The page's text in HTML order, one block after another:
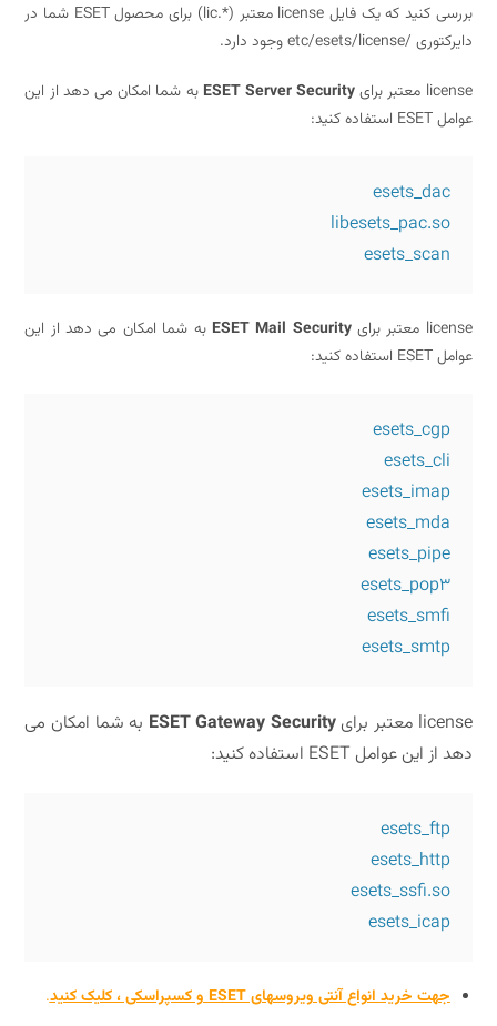
بررسی کنید که یک فایل license معتبر (*.lic) برای محصول ESET شما در
دایرکتوری /etc/esets/license وجود دارد.
license معتبر برای ESET Server Security به شما امکان می دهد از این
عوامل ESET استفاده کنید:
esets_dac
libesets_pac.so
esets_scan
license معتبر برای ESET Mail Security
به شما امکان می دهد از این
عوامل ESET استفاده کنید:
esets_cgp
esets_cli
esets_imap
esets_mda
esets_pipe
esets_pop3
esets_smfi
esets_smtp
license معتبر برای ESET Gateway Security به شما امکان می
دهد از این عوامل ESET استفاده کنید:
esets_icap
جهت خریدانواع آنتی ویروسهای ESET و کسپراسکی ، کلیک کنید .